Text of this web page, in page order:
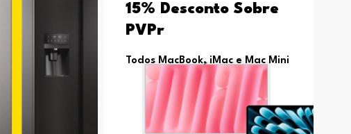
15% Desconto Sobre
PVPr
Todos MacBook, iMac e Mac Mini